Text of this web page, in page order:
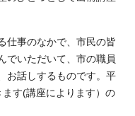
仕事のなかで、市民の皆
でいただいて、市の職員
お話しするものです。平
す(講座によります）の